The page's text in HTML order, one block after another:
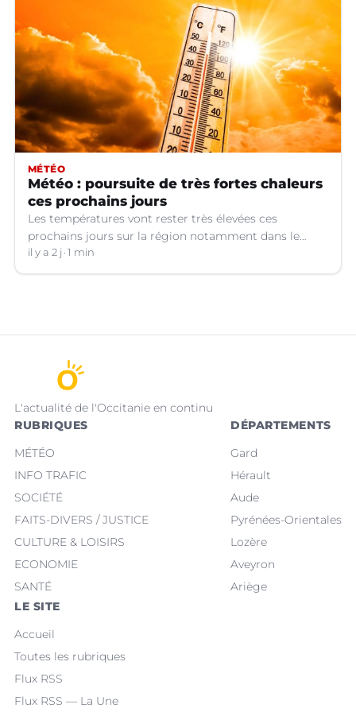
MÉTÉO
Météo : poursuite de très fortes chaleurs
ces prochains jours
Les températures vont rester très élevées ces
prochains jours sur la région notamment dans le
Languedoc.
il y a 2 j 1 min
L'actualité de l'Occitanie en continu
RUBRIQUES
MÉTÉO
INFO TRAFIC
SOCIÉTÉ
FAITS-DIVERS / JUSTICE
CULTURE & LOISIRS
ECONOMIE
SANTÉ
DÉPARTEMENTS
Gard
Hérault
Aude
Pyrénées-Orientales
Lozère
Aveyron
Ariège
LE SITE
Accueil
Toutes les rubriques
Flux RSS
Flux RSS — La Une